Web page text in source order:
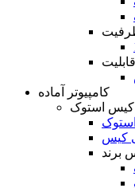
کامپیوتر آماده
کیس استوک
کیس
برند